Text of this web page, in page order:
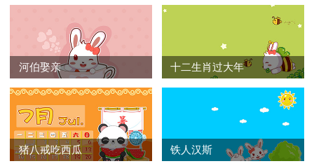
河伯娶亲 十二生肖过大年
猪八戒吃西瓜 铁人汉斯